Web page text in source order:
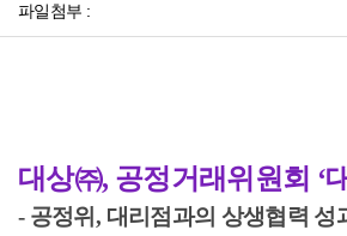
파일첨부 :
대상㈜, 공정거래위원회 ‘
- 공정위, 대리점과의 상생협력 성